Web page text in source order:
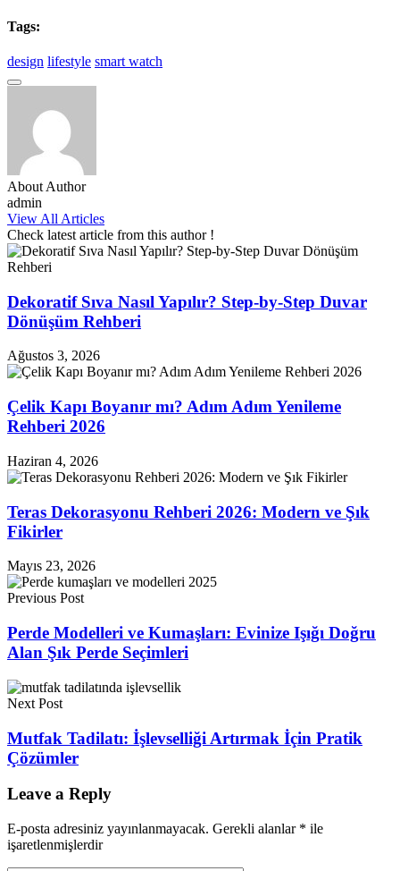
Tags:
design lifestyle smart watch
About Author
admin
View All Articles
Check latest article from this author !
Dekoratif Sıva Nasıl Yapılır? Step-by-Step Duvar
Dönüşüm Rehberi
Ağustos 3, 2026
Çelik Kapı Boyanır mı? Adım Adım Yenileme
Rehberi 2026
Haziran 4, 2026
Teras Dekorasyonu Rehberi 2026: Modern ve Şık
Fikirler
Mayıs 23, 2026
Previous Post
Perde Modelleri ve Kumaşları: Evinize Işığı Doğru
Alan Şık Perde Seçimleri
Next Post
Mutfak Tadilatı: İşlevselliği Artırmak İçin Pratik
Çözümler
Leave a Reply
E-posta adresiniz yayınlanmayacak. Gerekli alanlar * ile
işaretlenmişlerdir